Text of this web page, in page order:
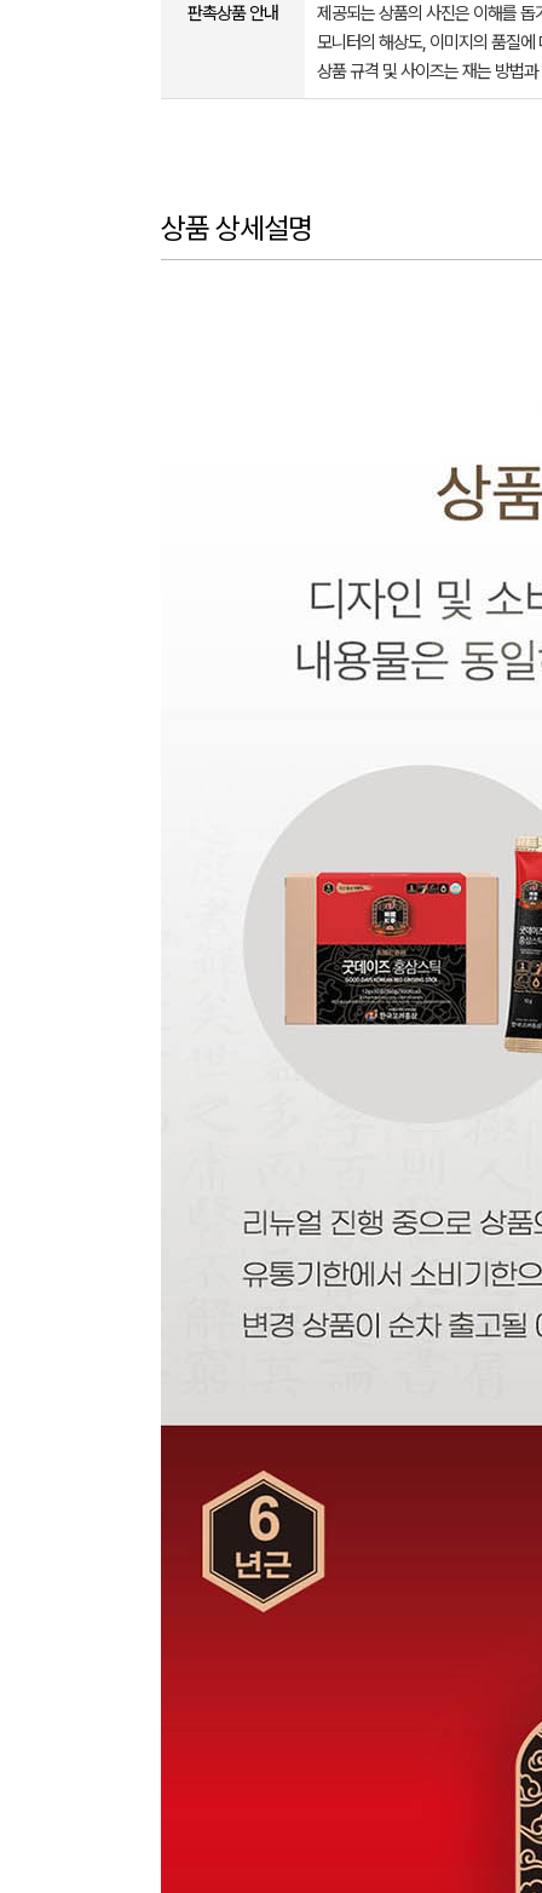
판촉상품 안내
제공되는 상품의 사진은 이해를
모니터의 해상도, 이미지의 품질
상품 규격 및 사이즈는 재는 방법
상품 상세설명